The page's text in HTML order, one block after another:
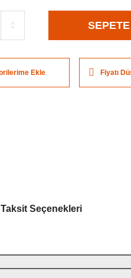
Fiyatı
Taksit Seçenekleri